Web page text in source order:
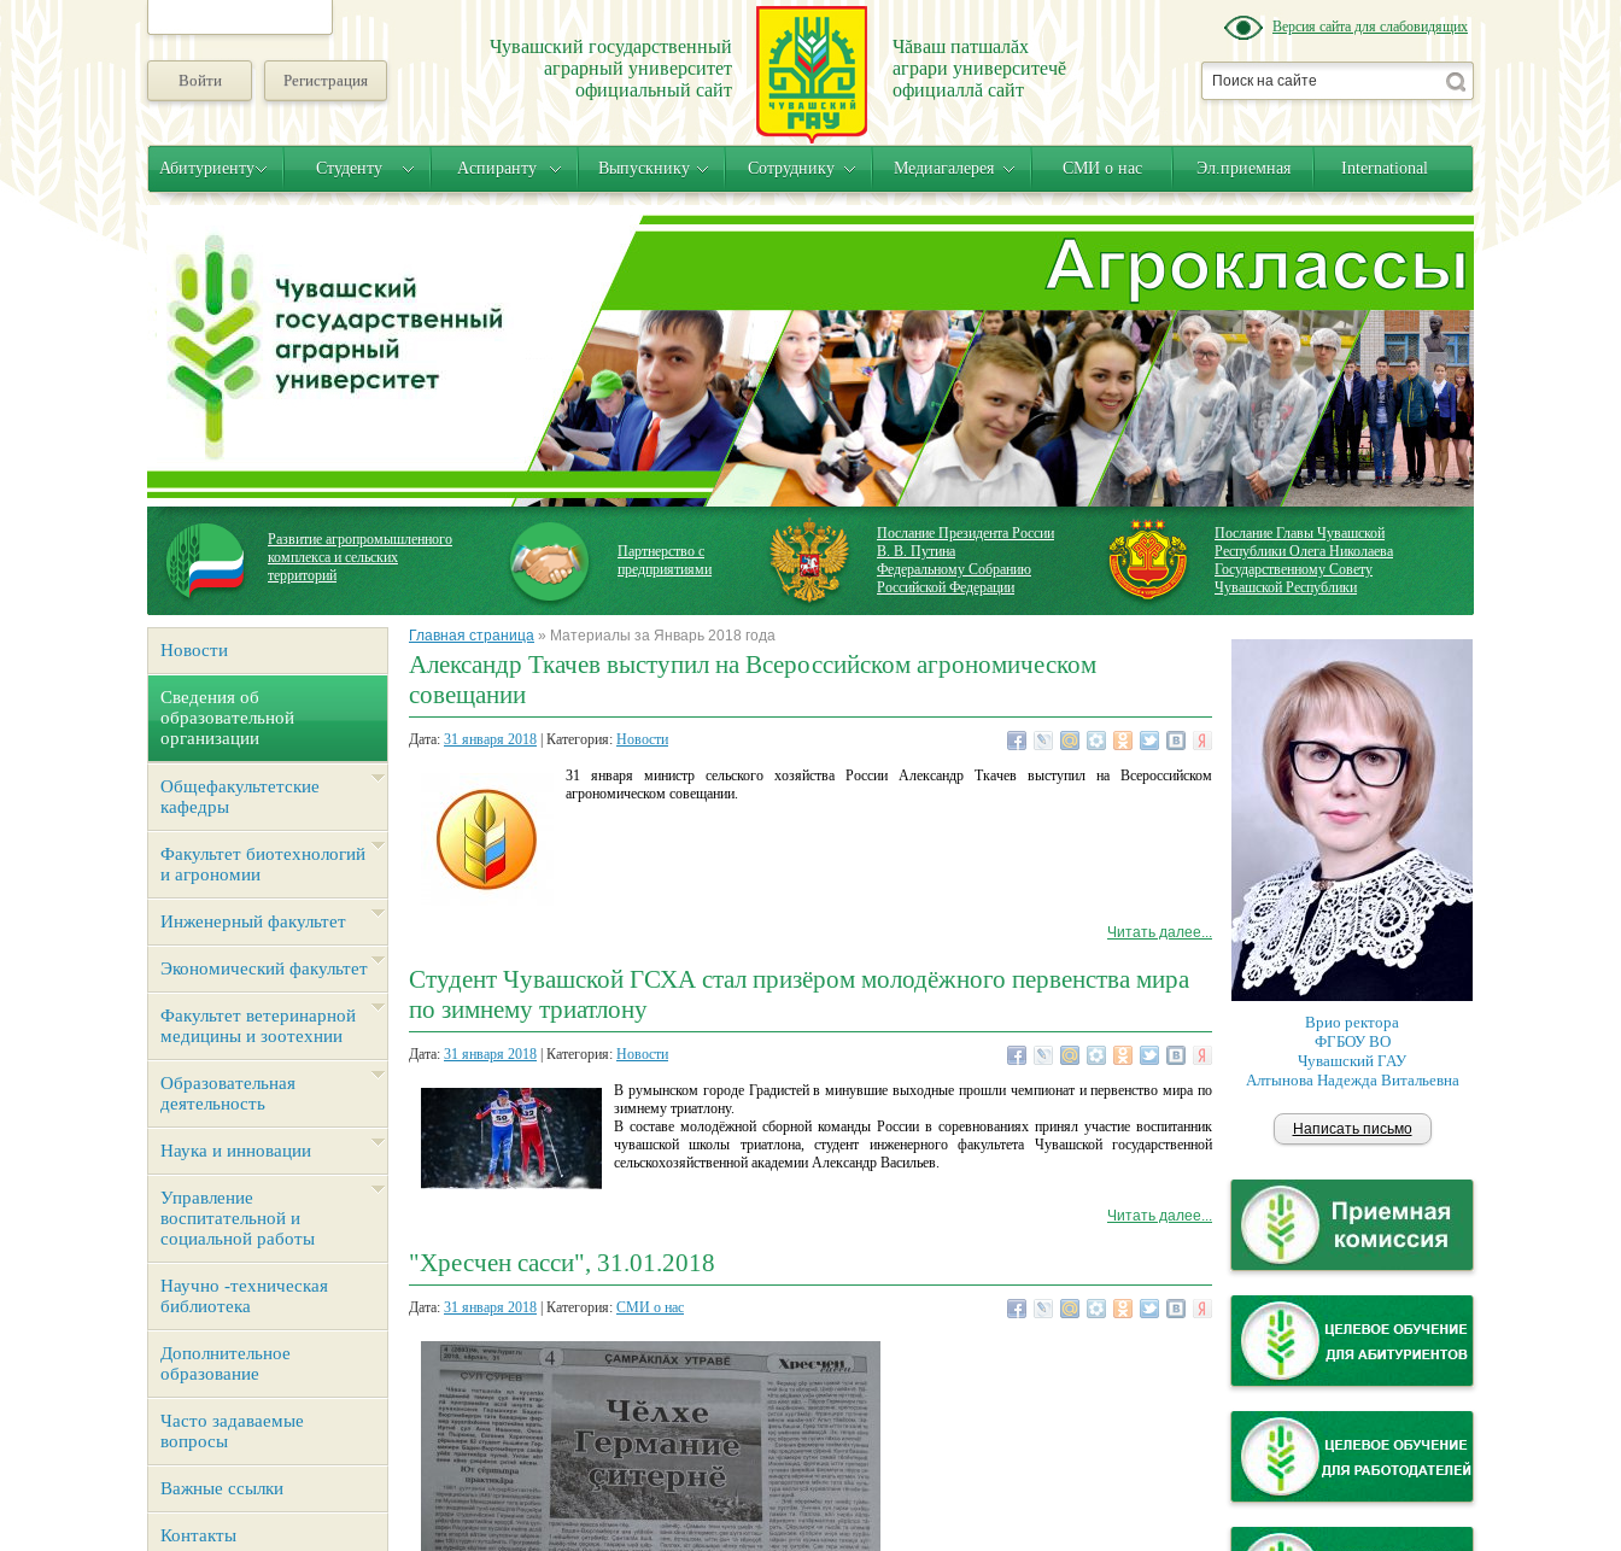
Войти Регистрация
Чувашский государственный
аграрный университет
официальный сайт
Чăваш патшалăх
аграри университечĕ
официаллă сайт
Версия сайта для слабовидящих
Абитуриенту Студенту Аспиранту Выпускнику Сотруднику Медиагалерея СМИ о нас Эл.приемная International
Развитие агропромышленного
комплекса и сельских
территорий
Партнерство с
предприятиями
Послание Президента России
В. В. Путина
Федеральному Собранию
Российской Федерации
Послание Главы Чувашской
Республики Олега Николаева
Государственному Совету
Чувашской Республики
Новости
Сведения об
образовательной
организации
Общефакультетские
кафедры
Факультет биотехнологий
и агрономии
Инженерный факультет
Экономический факультет
Факультет ветеринарной
медицины и зоотехнии
Образовательная
деятельность
Наука и инновации
Управление
воспитательной и
социальной работы
Научно -техническая
библиотека
Дополнительное
образование
Часто задаваемые
вопросы
Важные ссылки
Контакты
Главная страница » Материалы за Январь 2018 года
Александр Ткачев выступил на Всероссийском агрономическом
совещании
Дата: 31 января 2018 | Категория: Новости
31 января министр сельского хозяйства России Александр Ткачев выступил на Всероссийском
агрономическом совещании.
Читать далее...
Студент Чувашской ГСХА стал призёром молодёжного первенства мира
по зимнему триатлону
Дата: 31 января 2018 | Категория: Новости
В румынском городе Градистей в минувшие выходные прошли чемпионат и первенство мира по
зимнему триатлону.
В составе молодёжной сборной команды России в соревнованиях принял участие воспитанник
чувашской школы триатлона, студент инженерного факультета Чувашской государственной
сельскохозяйственной академии Александр Васильев.
Читать далее...
"Хресчен сасси", 31.01.2018
Дата: 31 января 2018 | Категория: СМИ о нас
Врио ректора
ФГБОУ ВО
Чувашский ГАУ
Алтынова Надежда Витальевна
Написать письмо